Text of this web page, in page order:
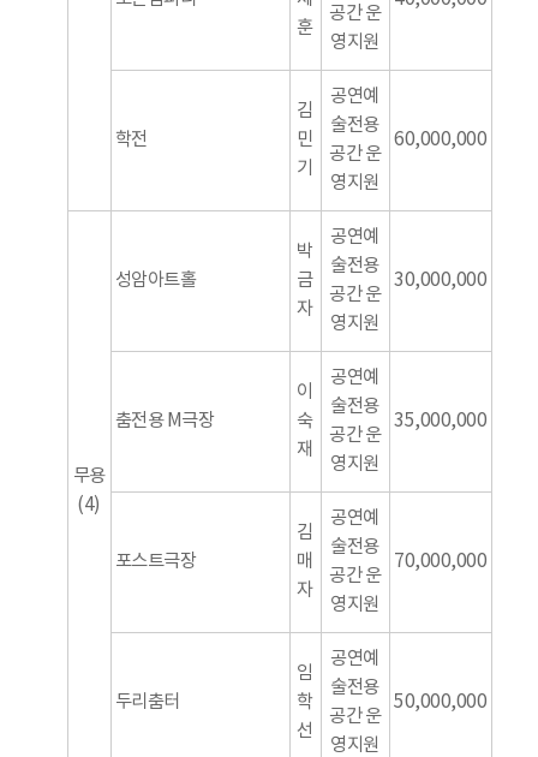
훈
공간 운
영지원
학전
김
민
기
공연예
술전용
공간 운
영지원
60,000,000
무용
(4)
성암아트홀
박
금
자
공연예
술전용
공간 운
영지원
30,000,000
춤전용 M극장
이
숙
재
공연예
술전용
공간 운
영지원
35,000,000
포스트극장
김
매
자
공연예
술전용
공간 운
영지원
70,000,000
두리춤터
임
학
선
공연예
술전용
공간 운
영지원
50,000,000